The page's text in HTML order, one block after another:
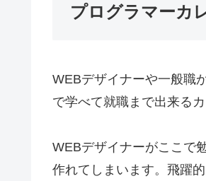
プログラマーカ
WEBデザイナーや一般職
で学べて就職まで出来る
WEBデザイナーがここで
作れてしまいます。飛躍